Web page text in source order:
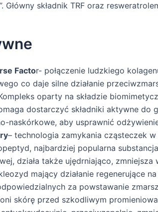
Główny składnik TRF oraz
Factor- połączenie ludzkiego
co daje silne działanie
oparty na składzie
dostarczyć składniki aktywne do
naskórkowe, aby usprawnić
– technologia zamykania cząsteczek
najbardziej popularna
działa także ujędrniająco,
mający działanie regenerujące
za powstawanie
skórę przed szkodliwym